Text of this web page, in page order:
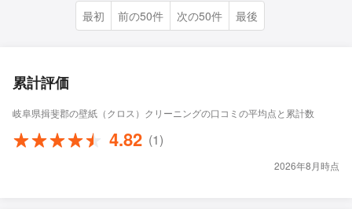
最初 前の50件 次の50件 最後
累計評価
岐阜県揖斐郡の壁紙（クロス）クリーニングの口コミの平均点と累計数
4.82 (1)
2026年8月時点